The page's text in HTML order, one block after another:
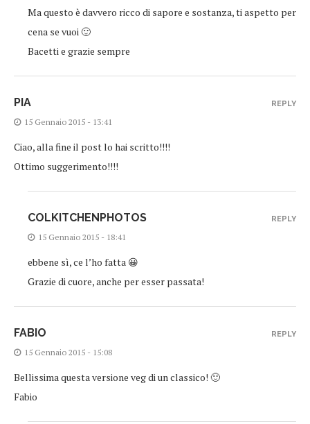
Ma questo è davvero ricco di sapore e sostanza, ti aspetto per
cena se vuoi 🙂
Bacetti e grazie sempre
PIA
15 Gennaio 2015 - 13:41
Ciao, alla fine il post lo hai scritto!!!!
Ottimo suggerimento!!!!
REPLY
COLKITCHENPHOTOS
15 Gennaio 2015 - 18:41
ebbene sì, ce l’ho fatta 😀
Grazie di cuore, anche per esser passata!
REPLY
FABIO
15 Gennaio 2015 - 15:08
Bellissima questa versione veg di un classico! 🙂
Fabio
REPLY